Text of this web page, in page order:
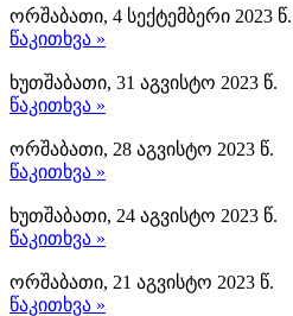
ორშაბათი, 4 სექტემბერი 2023 წ.
წაკითხვა »
ხუთშაბათი, 31 აგვისტო 2023 წ.
წაკითხვა »
ორშაბათი, 28 აგვისტო 2023 წ.
წაკითხვა »
ხუთშაბათი, 24 აგვისტო 2023 წ.
წაკითხვა »
ორშაბათი, 21 აგვისტო 2023 წ.
წაკითხვა »